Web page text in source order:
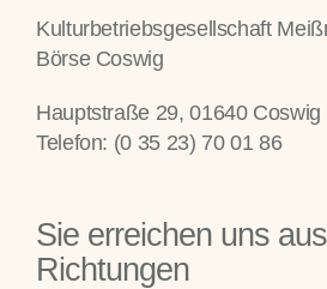
Kulturbetriebsgesellschaft
Börse Coswig
Hauptstraße 29, 01640 Coswig
Telefon: (0 35 23) 70 01 86
Sie erreichen uns
Richtungen